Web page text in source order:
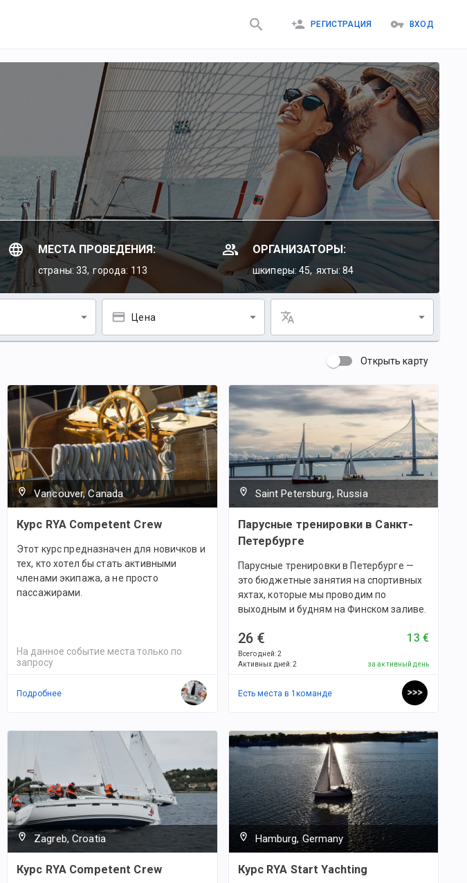
РЕГИСТРАЦИЯ ВХОД
МЕСТА ПРОВЕДЕНИЯ:
страны: 33, города: 113
ОРГАНИЗАТОРЫ:
шкиперы: 45, яхты: 84
Цена
Открыть карту
Vancouver, Canada
Курс RYA Competent Crew
Этот курс предназначен для новичков и
тех, кто хотел бы стать активными
членами экипажа, а не просто
пассажирами.
На данное событие места только по
запросу
Подробнее
Saint Petersburg, Russia
Парусные тренировки в Санкт-
Петербурге
Парусные тренировки в Петербурге —
это бюджетные занятия на спортивных
яхтах, которые мы проводим по
выходным и будням на Финском заливе.
26 €
Всего дней:2
Активных дней:2
13 €
за активный день
Есть места в 1командe
Zagreb, Croatia
Курс RYA Competent Crew
Hamburg, Germany
Курс RYA Start Yachting